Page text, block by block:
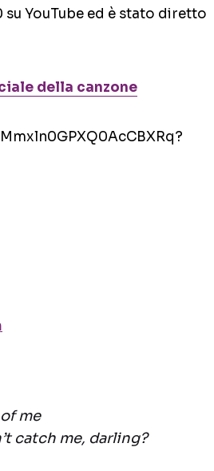
YouTube ed è stato diretto
della canzone
me
catch me, darling?